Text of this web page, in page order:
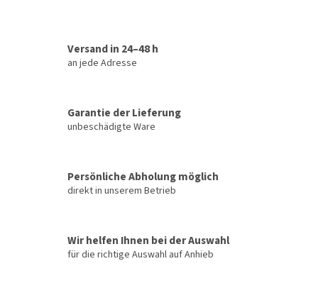
Versand in 24–48 h
an jede Adresse
Garantie der Lieferung
unbeschädigte Ware
Persönliche Abholung möglich
direkt in unserem Betrieb
Wir helfen Ihnen bei der Auswahl
für die richtige Auswahl auf Anhieb